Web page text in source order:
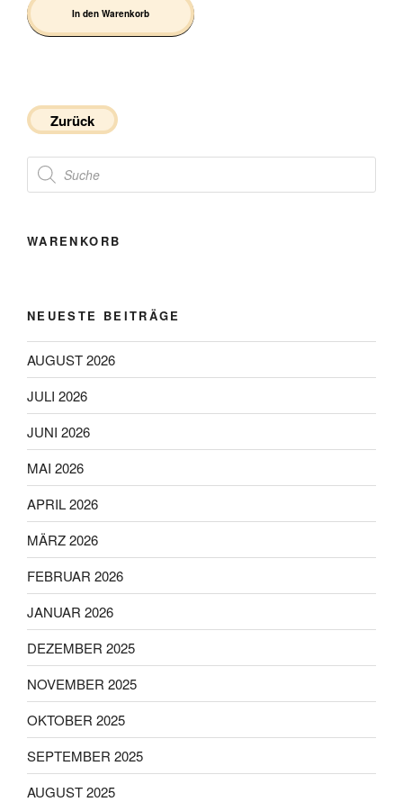
In den Warenkorb
Zurück
Products
search
WARENKORB
NEUESTE BEITRÄGE
AUGUST 2026
JULI 2026
JUNI 2026
MAI 2026
APRIL 2026
MÄRZ 2026
FEBRUAR 2026
JANUAR 2026
DEZEMBER 2025
NOVEMBER 2025
OKTOBER 2025
SEPTEMBER 2025
AUGUST 2025